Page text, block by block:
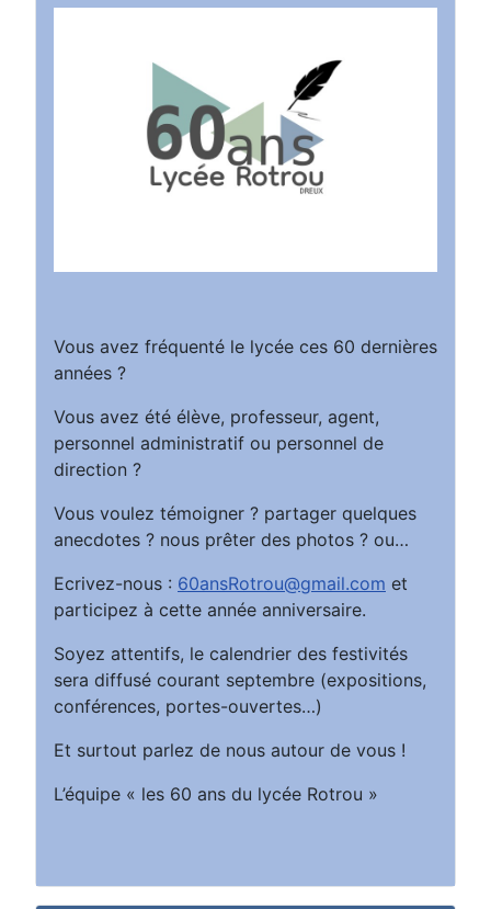
Vous avez fréquenté le lycée ces 60 dernières
années ?
Vous avez été élève, professeur, agent,
personnel administratif ou personnel de
direction ?
Vous voulez témoigner ? partager quelques
anecdotes ? nous prêter des photos ? ou…
Ecrivez-nous : 60ansRotrou@gmail.com et
participez à cette année anniversaire.
Soyez attentifs, le calendrier des festivités
sera diffusé courant septembre (expositions,
conférences, portes-ouvertes…)
Et surtout parlez de nous autour de vous !
L’équipe « les 60 ans du lycée Rotrou »